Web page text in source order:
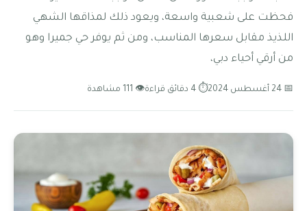
فحظت على شعبية واسعة، ويعود ذلك لمذاقها الشهي
اللذيذ مقابل سعرها المناسب، ومن ثم يوفر حي جميرا وهو
من أرقي أحياء دبي،
📅 24 أغسطس 2024 ⏱ 4 دقائق قراءة 👁 111 مشاهدة